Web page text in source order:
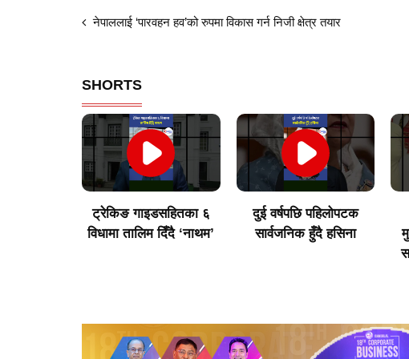
नेपाललाई ‘पारवहन हव’को रुपमा विकास गर्न निजी क्षेत्र तयार
SHORTS
दुई वर्षपछि पहिलोपटक
सार्वजनिक हुँदै हसिना
विराटनगरका उद्योगी
मुन्दडाको घर र अफिसमा